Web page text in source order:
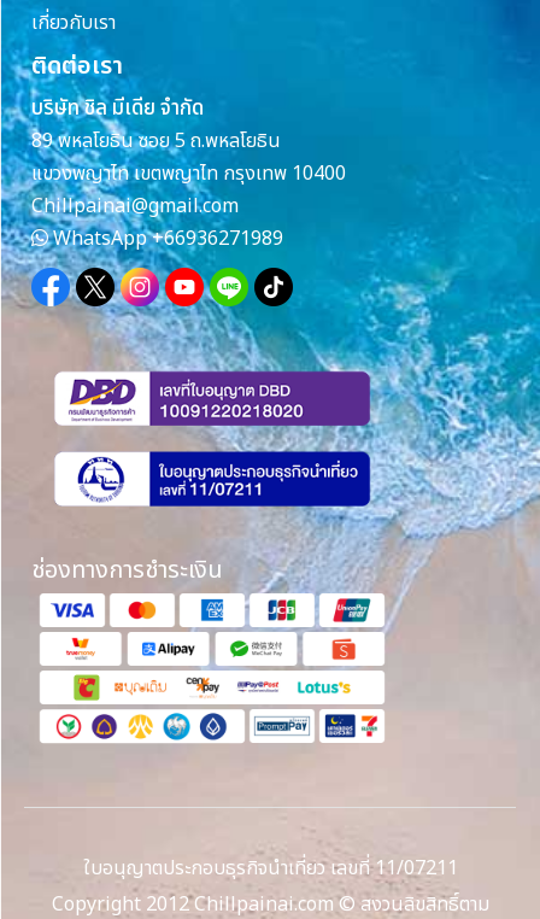
เกี่ยวกับเรา
ติดต่อเรา
บริษัท ชิล มีเดีย จำกัด
89 พหลโยธิน ซอย 5 ถ.พหลโยธิน
แขวงพญาไท เขตพญาไท กรุงเทพ 10400
Chillpainai@gmail.com
WhatsApp+66936271989
ช่องทางการชำระเงิน
ใบอนุญาตประกอบธุรกิจนำเที่ยว เลขที่ 11/07211
Copyright 2012 Chillpainai.com © สงวนลิขสิทธิ์ตาม